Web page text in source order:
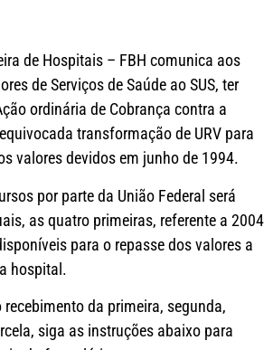
de Hospitais – FBH comunica aos
de Serviços de Saúde ao SUS, ter
ordinária de Cobrança contra a
transformação de URV para
valores devidos em junho de 1994.
por parte da União Federal será
as quatro primeiras, referente a 2004
para o repasse dos valores a
hospital.
da primeira, segunda,
siga as instruções abaixo para